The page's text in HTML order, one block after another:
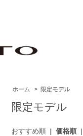
ホーム > 限定モデル
限定モデル
おすすめ順| 価格順|